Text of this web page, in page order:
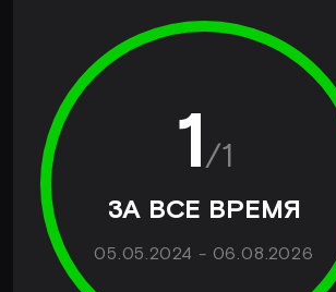
1/1
ЗА ВСЕ ВРЕМЯ
05.05.2024 - 06.08.2026